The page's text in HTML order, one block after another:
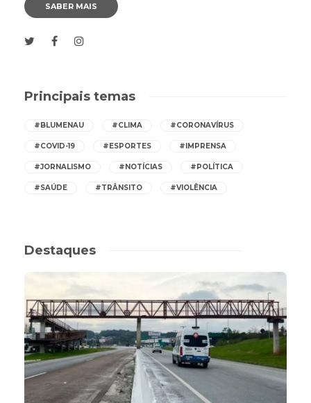
SABER MAIS
Principais temas
#BLUMENAU #CLIMA #CORONAVÍRUS
#COVID-19 #ESPORTES #IMPRENSA
#JORNALISMO #NOTÍCIAS #POLÍTICA
#SAÚDE #TRÂNSITO #VIOLÊNCIA
Destaques